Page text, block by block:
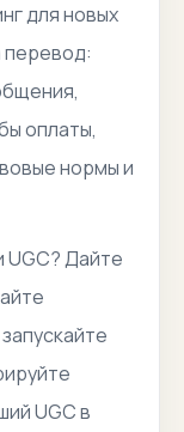
для новых
перевод:
оплаты,
нормы и
UGC? Дайте
UGC в